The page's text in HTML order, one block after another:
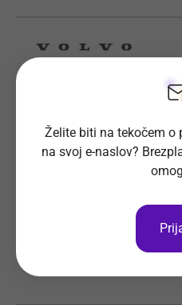
Vodja marketinga
slovenskem in
do 09.08.2026.
Ljubljana
Želite biti na tekočem o
na svoj e-naslov?